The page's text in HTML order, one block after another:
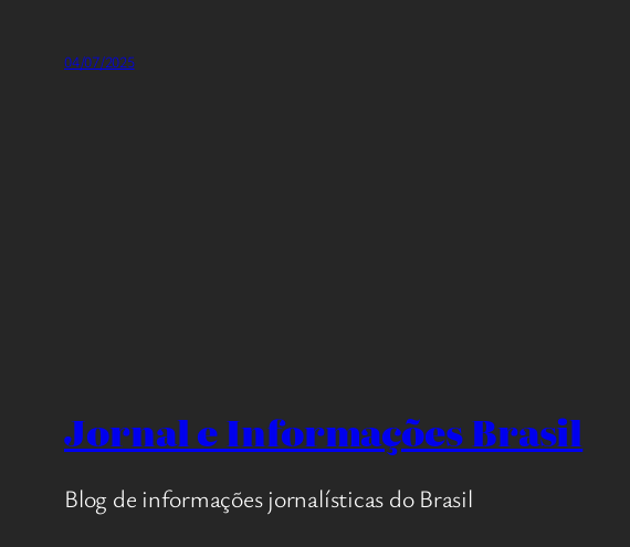
04/07/2025
Jornal e Informações Brasil
Blog de informações jornalísticas do Brasil